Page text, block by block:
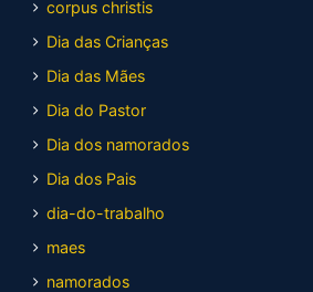
corpus christis
Dia das Crianças
Dia das Mães
Dia do Pastor
Dia dos namorados
Dia dos Pais
dia-do-trabalho
maes
namorados